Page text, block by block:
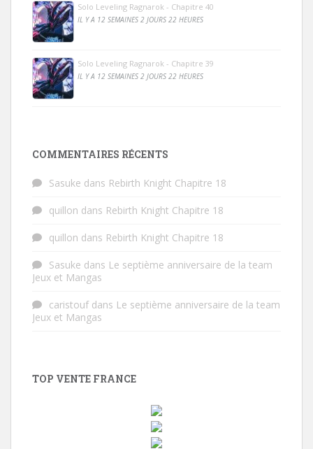
Solo Leveling Ragnarok - Chapitre 40
IL Y A 12 SEMAINES 2 JOURS 22 HEURES
Solo Leveling Ragnarok - Chapitre 39
IL Y A 12 SEMAINES 2 JOURS 22 HEURES
COMMENTAIRES RÉCENTS
Sasuke dans Rebirth Knight Chapitre 18
quillon dans Rebirth Knight Chapitre 18
quillon dans Rebirth Knight Chapitre 18
Sasuke dans Le septième anniversaire de la team
Jeux et Mangas
caristoufdans Le septième anniversaire de la team
Jeux et Mangas
TOP VENTE FRANCE